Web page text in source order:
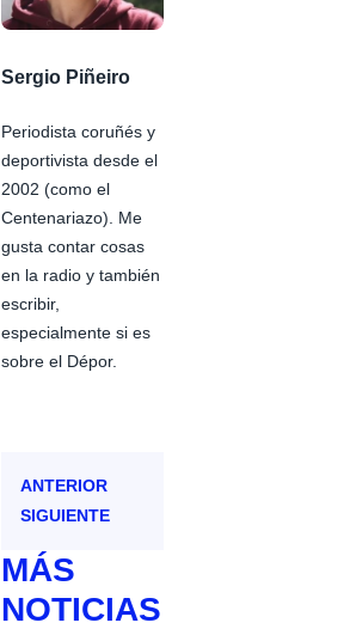
Sergio Piñeiro
Periodista coruñés y
deportivista desde el
2002 (como el
Centenariazo). Me
gusta contar cosas
en la radio y también
escribir,
especialmente si es
sobre el Dépor.
ANTERIOR
SIGUIENTE
MÁS
NOTICIAS